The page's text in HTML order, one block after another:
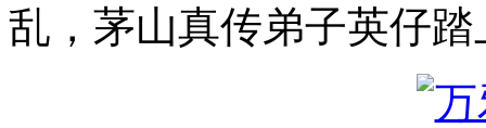
乱，茅山真传弟子英仔踏